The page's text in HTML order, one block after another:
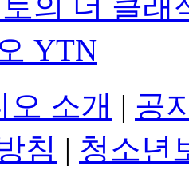
YTN
소개 | 공
침 | 청소년